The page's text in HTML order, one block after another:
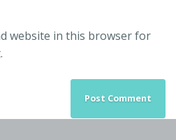
website in this browser for